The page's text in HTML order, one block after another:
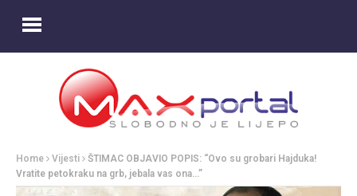
Home Vijesti
ŠTIMAC OBJAVIO POPIS: “Ovo su grobari Hajduka!
Vratite petokraku na grb, jebala vas ona…”